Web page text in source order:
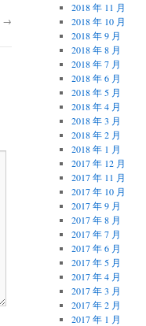
→
2018 年 11 月
2018 年 10 月
2018 年 9 月
2018 年 8 月
2018 年 7 月
2018 年 6 月
2018 年 5 月
2018 年 4 月
2018 年 3 月
2018 年 2 月
2018 年 1 月
2017 年 12 月
2017 年 11 月
2017 年 10 月
2017 年 9 月
2017 年 8 月
2017 年 7 月
2017 年 6 月
2017 年 5 月
2017 年 4 月
2017 年 3 月
2017 年 2 月
2017 年 1 月